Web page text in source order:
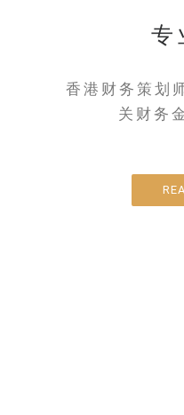
专
香 港 财 务 策 划
关 财 务